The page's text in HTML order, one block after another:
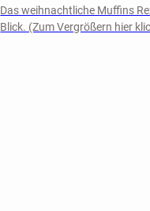
Das weihnachtliche Muffins
Blick. (Zum Vergrößern hier